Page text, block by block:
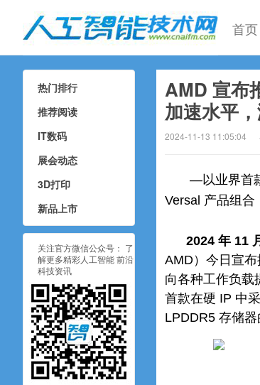
人工智能技术网
首页
AMD 宣布
加速水平
2024-11-13 11:05:04
—以业界首
Versal 产品组
2024 年 11
AMD）今日宣
向各种工作负载
首款在硬 IP 中
LPDDR5 存储器
热门排行
推荐阅读
IT数码
展会动态
3D打印
新品上市
关注官方微信公众号： 了
解更多精彩人工智能 前沿
科技资讯